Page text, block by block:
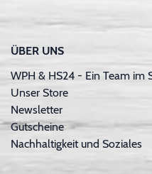
ÜBER UNS
WPH & HS24 - Ein Team im
Unser Store
Newsletter
Gutscheine
Nachhaltigkeit und Soziales